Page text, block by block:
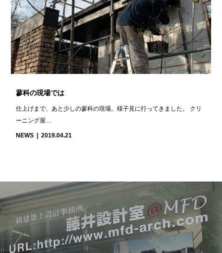
蓼科の現場では
仕上げまで、あと少しの蓼科の現場。様子見に行ってきました。 クリ
ーニング屋…
NEWS 2019.04.21